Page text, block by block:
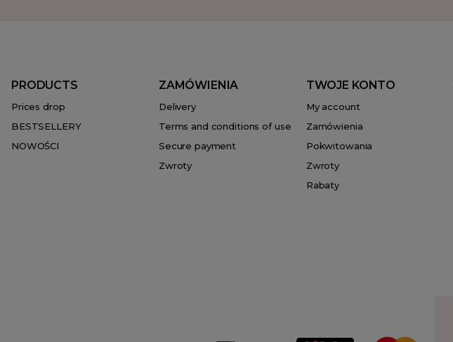
PRODUCTS
Prices drop
BESTSELLERY
NOWOŚCI
ZAMÓWIENIA
Delivery
Terms and conditions of use
Secure payment
Zwroty
TWOJE KONTO
My account
Zamówienia
Pokwitowania
Zwroty
Rabaty